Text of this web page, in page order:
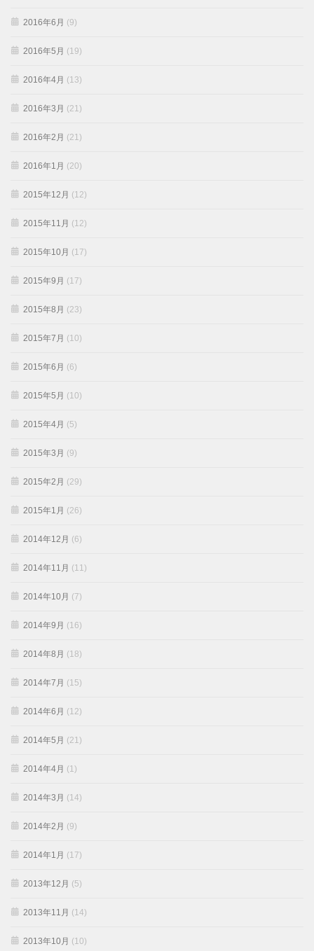
2016年6月 (9)
2016年5月 (19)
2016年4月 (13)
2016年3月 (21)
2016年2月 (21)
2016年1月 (20)
2015年12月 (12)
2015年11月 (12)
2015年10月 (17)
2015年9月 (17)
2015年8月 (23)
2015年7月 (10)
2015年6月 (6)
2015年5月 (10)
2015年4月 (5)
2015年3月 (9)
2015年2月 (29)
2015年1月 (26)
2014年12月 (6)
2014年11月 (11)
2014年10月 (7)
2014年9月 (16)
2014年8月 (18)
2014年7月 (15)
2014年6月 (12)
2014年5月 (21)
2014年4月 (1)
2014年3月 (14)
2014年2月 (9)
2014年1月 (17)
2013年12月 (5)
2013年11月 (14)
2013年10月 (10)